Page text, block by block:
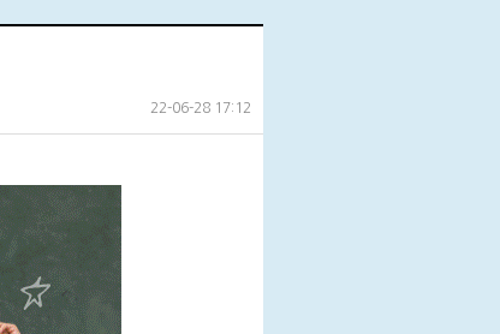
22-06-28 17:12